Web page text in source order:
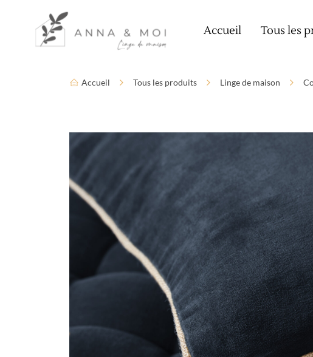
Paramètres d’accessibilité
Accueil Tous les
Accueil Tous les produits Linge de maison